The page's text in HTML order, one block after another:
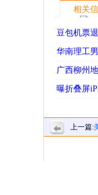
相关
豆包机票
华南理工
广西柳州
曝折叠屏
上一篇: